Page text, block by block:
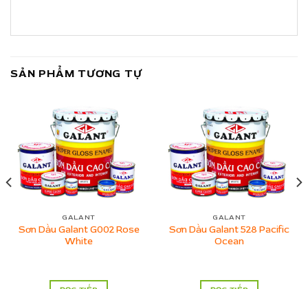
SẢN PHẨM TƯƠNG TỰ
GALANT
Sơn Dầu Galant G002 Rose
White
GALANT
Sơn Dầu Galant 528 Pacific
Ocean